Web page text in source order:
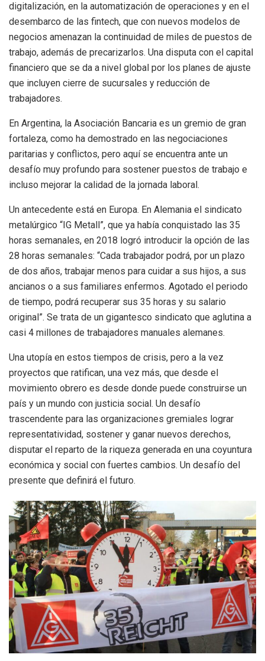
digitalización, en la automatización de operaciones y en el
desembarco de las fintech, que con nuevos modelos de
negocios amenazan la continuidad de miles de puestos de
trabajo, además de precarizarlos. Una disputa con el capital
financiero que se da a nivel global por los planes de ajuste
que incluyen cierre de sucursales y reducción de
trabajadores.
En Argentina, la Asociación Bancaria es un gremio de gran
fortaleza, como ha demostrado en las negociaciones
paritarias y conflictos, pero aquí se encuentra ante un
desafío muy profundo para sostener puestos de trabajo e
incluso mejorar la calidad de la jornada laboral.
Un antecedente está en Europa. En Alemania el sindicato
metalúrgico “IG Metall”, que ya había conquistado las 35
horas semanales, en 2018 logró introducir la opción de las
28 horas semanales: “Cada trabajador podrá, por un plazo
de dos años, trabajar menos para cuidar a sus hijos, a sus
ancianos o a sus familiares enfermos. Agotado el periodo
de tiempo, podrá recuperar sus 35 horas y su salario
original”. Se trata de un gigantesco sindicato que aglutina a
casi 4 millones de trabajadores manuales alemanes.
Una utopía en estos tiempos de crisis, pero a la vez
proyectos que ratifican, una vez más, que desde el
movimiento obrero es desde donde puede construirse un
país y un mundo con justicia social. Un desafío
trascendente para las organizaciones gremiales lograr
representatividad, sostener y ganar nuevos derechos,
disputar el reparto de la riqueza generada en una coyuntura
económica y social con fuertes cambios. Un desafío del
presente que definirá el futuro.